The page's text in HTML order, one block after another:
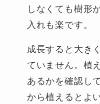
しなくても樹形
入れも楽です。
成長すると大き
ていません。植
あるかを確認し
から植えるとよ